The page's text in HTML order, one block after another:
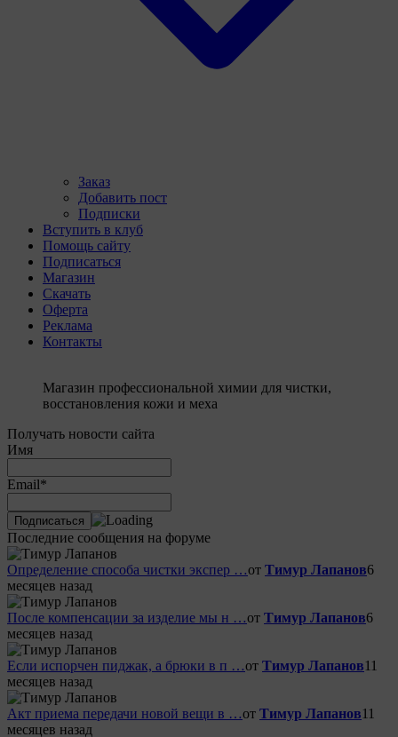
Заказ
Добавить пост
Подписки
Вступить в клуб
Помощь сайту
Подписаться
Магазин
Скачать
Оферта
Реклама
Контакты
Магазин профессиональной химии для чистки,
восстановления кожи и меха
Получать новости сайта
Имя
Email*
Последние сообщения на форуме
Определение способа чистки экспер …от Тимур Лапанов6
месяцев назад
После компенсации за изделие мы н …от Тимур Лапанов6
месяцев назад
Если испорчен пиджак, а брюки в п …от Тимур Лапанов11
месяцев назад
Акт приема передачи новой вещи в …от Тимур Лапанов11
месяцев назад